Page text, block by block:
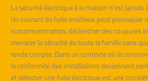
La sécurité électrique à la maison n’est jamais
Un courant de fuite insidieux peut provoquer
surconsommation, déclencher des coupures
menacer la sécurité de toute la famille sans
rende compte. Dans un contexte où la
la conformité des installations deviennent
et détecter une fuite électrique est une